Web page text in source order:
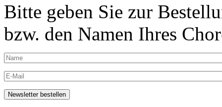
Bitte geben Sie zur
bzw. den Namen Ihres